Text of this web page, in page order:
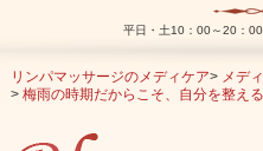
平日・土10：00～20：
リンパマッサージのメディケア> メデ
> 梅雨の時期だからこそ、自分を整え